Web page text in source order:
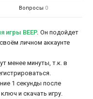
Вопросы 0
игры BEEP. Он подойдет
личном аккаунте
менее минуты, т.к. в
1 секунды после
и скачать игру.